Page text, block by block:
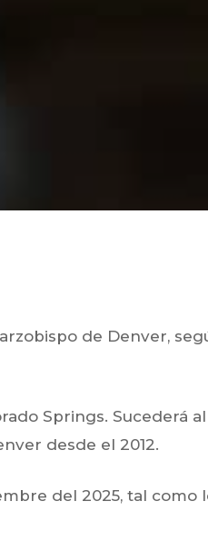
de Denver,
Springs. Sucederá al
desde el 2012.
del 2025, tal como